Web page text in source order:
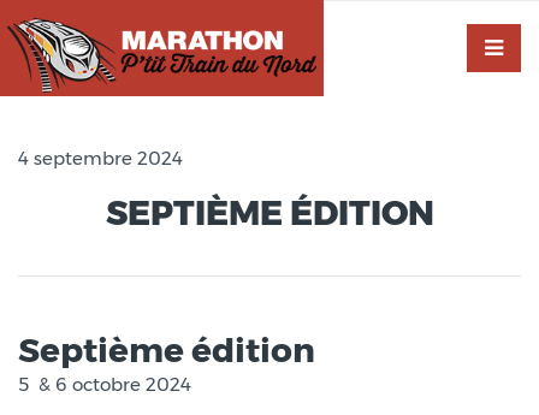
4 septembre 2024
SEPTIÈME ÉDITION
Septième édition
5 & 6 octobre 2024